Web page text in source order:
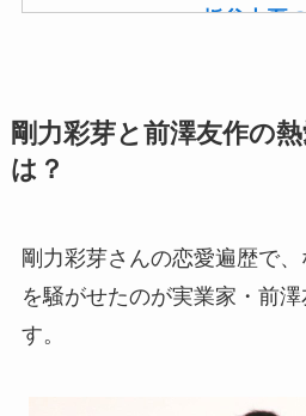
板谷由夏
菊池桃子
滝沢カレ
の結婚の
剛力彩芽と前澤友作の
は？
剛力彩芽さんの恋愛遍歴で
を騒がせたのが実業家・前
す。